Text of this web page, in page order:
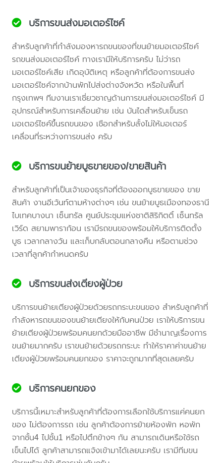
บริการขนส่งมอเตอร์ไซค์
สำหรับลูกค้าที่กำลังมองหารถขนของที่ขนย้ายมอเตอร์ไซค์
รถขนส่งมอเตอร์ไซค์ ทางเรามีให้บริการครับ ไม่ว่ารถ
มอเตอร์ไซค์เสีย เกิดอุบัติเหตุ หรือลูกค้าที่ต้องการขนส่ง
มอเตอร์ไซค์จากบ้านพักไปส่งต่างจังหวัด หรือในพื้นที่
กรุงเทพฯ ทีมงานเราเชี่ยวชาญด้านการขนส่งมอเตอร์ไซค์ มี
อุปกรณ์สำหรับการเคลื่อนย้าย เช่น บันไดสำหรับเข็นรถ
มอเตอร์ไซค์ขึ้นรถขนของ เชือกสำหรับลั้งไม่ให้มอเตอร์
เคลื่อนที่ระหว่างการขนส่ง ครับ
บริการขนย้ายบูธขายของ/ขายสินค้า
สำหรับลูกค้าที่เป็นเจ้าของธุรกิจที่ต้องออกบูธขายของ ขาย
สินค้า งานอีเว้นท์ตามห้างต่างๆ เช่น ขนย้ายบูธเมืองทองธานี
ไบเทคบางนา เซ็นทรัล ศูนย์ประชุมแห่งชาติสิริกิตติ์ เซ็นทรัล
เวิร์ด สยามพาราก้อน เรามีรถขนของพร้อมให้บริการติดตั้ง
บูธ เวลากลางวัน และเก็บกลับตอนกลางคืน หรือตามช่วง
เวลาที่ลูกค้ากำหนดครับ
บริการขนส่งเตียงผู้ป่วย
บริการขนย้ายเตียงผู้ป่วยด้วยรถกระบะขนของ สำหรับลูกค้าที่
กำลังหารถขนของขนย้ายเตียงให้กับคนป่วย เราให้บริการขน
ย้ายเตียงผู้ป่วยพร้อมคนยกด้วยมืออาชีพ มีชำนาญเรื่องการ
ขนย้ายมากครับ เราขนย้ายด้วยรถกระบะ ทำให้ราคาค่าขนย้าย
เตียงผู้ป่วยพร้อมคนยกของ ราคาจะถูกมากที่สุดเลยครับ
บริการคนยกของ
บริการนี้เหมาะสำหรับลูกค้าที่ต้องการเลือกใช้บริการแค่คนยก
ของ ไม่ต้องการรถ เช่น ลูกค้าต้องการย้ายห้องพัก หอพัก
จากชั้น4 ไปชั้น1 หรือไปตึกข้างๆ กัน สามารถเดินหรือใช้รถ
เข็นไปได้ ลูกค้าสามารถแจ้งเข้ามาได้เลยนะครับ เรามีทีมขน